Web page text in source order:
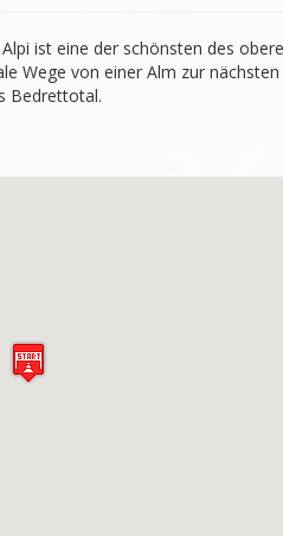
ist eine der schönsten des
Wege von einer Alm zur nächsten
Bedrettotal.